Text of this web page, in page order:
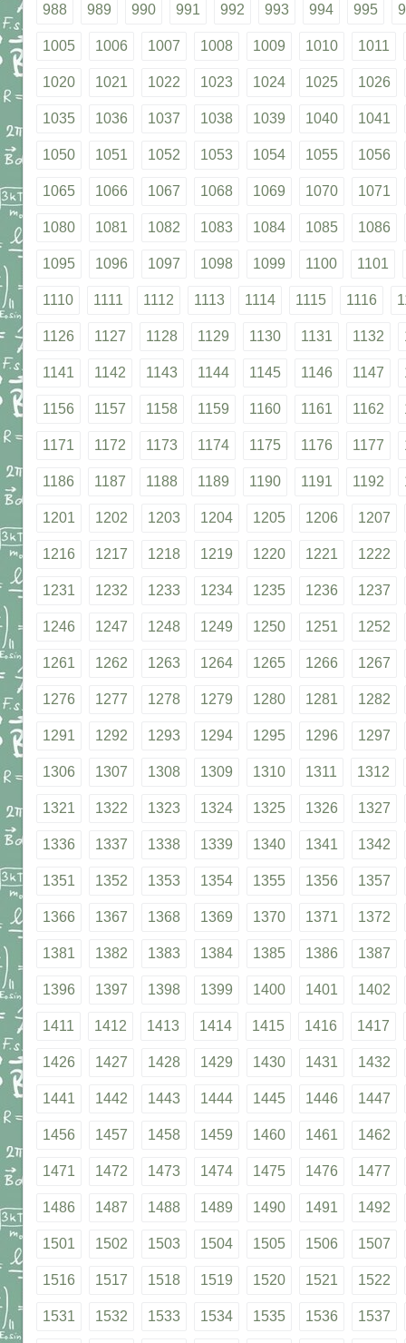
988 989 990 991 992 993 994 995
1005 1006 1007 1008 1009 1010 1011
1020 1021 1022 1023 1024 1025 1026
1035 1036 1037 1038 1039 1040 1041
1050 1051 1052 1053 1054 1055 1056
1065 1066 1067 1068 1069 1070 1071
1080 1081 1082 1083 1084 1085 1086
1095 1096 1097 1098 1099 1100 1101
1110 1111 1112 1113 1114 1115 1116
1126 1127 1128 1129 1130 1131 1132
1141 1142 1143 1144 1145 1146 1147
1156 1157 1158 1159 1160 1161 1162
1171 1172 1173 1174 1175 1176 1177
1186 1187 1188 1189 1190 1191 1192
1201 1202 1203 1204 1205 1206 1207
1216 1217 1218 1219 1220 1221 1222
1231 1232 1233 1234 1235 1236 1237
1246 1247 1248 1249 1250 1251 1252
1261 1262 1263 1264 1265 1266 1267
1276 1277 1278 1279 1280 1281 1282
1291 1292 1293 1294 1295 1296 1297
1306 1307 1308 1309 1310 1311 1312
1321 1322 1323 1324 1325 1326 1327
1336 1337 1338 1339 1340 1341 1342
1351 1352 1353 1354 1355 1356 1357
1366 1367 1368 1369 1370 1371 1372
1381 1382 1383 1384 1385 1386 1387
1396 1397 1398 1399 1400 1401 1402
1411 1412 1413 1414 1415 1416 1417
1426 1427 1428 1429 1430 1431 1432
1441 1442 1443 1444 1445 1446 1447
1456 1457 1458 1459 1460 1461 1462
1471 1472 1473 1474 1475 1476 1477
1486 1487 1488 1489 1490 1491 1492
1501 1502 1503 1504 1505 1506 1507
1516 1517 1518 1519 1520 1521 1522
1531 1532 1533 1534 1535 1536 1537